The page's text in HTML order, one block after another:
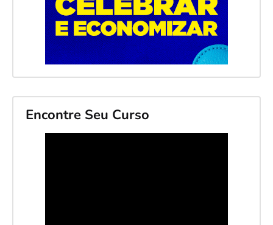
Encontre Seu Curso